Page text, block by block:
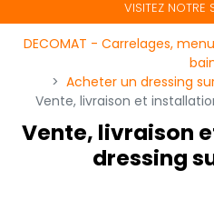
VISITEZ NOTRE
DECOMAT - Carrelages,
Acheter un dressing
Vente, livraison et
Vente, livraison
dressing